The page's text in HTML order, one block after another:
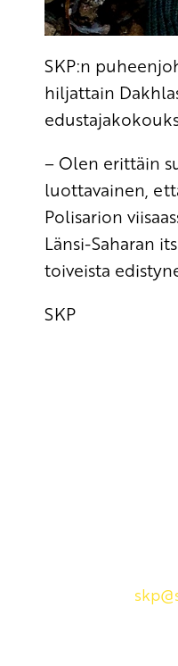
SKP:n
hiljattain
– Olen erittäin
luottavainen,
Polisarion
Länsi-Saharan
toiveista
SKP
skp